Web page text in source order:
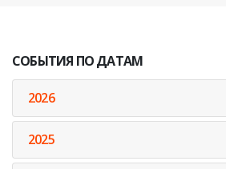
СОБЫТИЯ ПО ДАТАМ
2026
2025